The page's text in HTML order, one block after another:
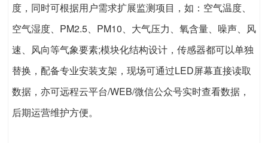
度，同时可根据用户需求扩展监测项目，如：空气温度、
空气湿度、PM2.5、PM10、大气压力、氧含量、噪声、风
速、风向等气象要素;模块化结构设计，传感器都可以单独
替换，配备专业安装支架，现场可通过LED屏幕直接读取
数据，亦可远程云平台/WEB/微信公众号实时查看数据，
后期运营维护方便。